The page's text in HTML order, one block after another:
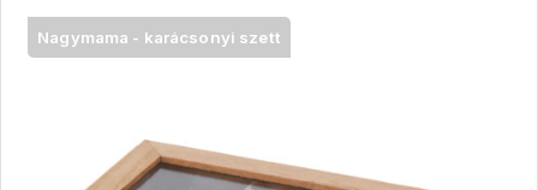
Lakástextil
Hobbi és kert
Nagymama - karácsonyi szett